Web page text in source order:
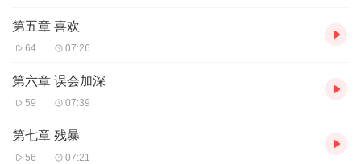
第五章 喜欢
64 07:26
第六章 误会加深
59 07:39
第七章 残暴
56 07:21